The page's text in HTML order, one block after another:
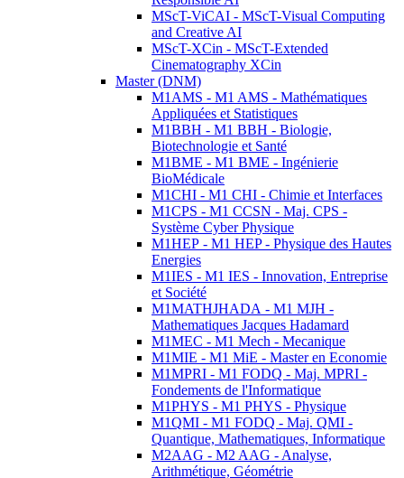
MScT-ViCAI - MScT-Visual Computing
and Creative AI
MScT-XCin - MScT-Extended
Cinematography XCin
Master (DNM)
M1AMS - M1 AMS - Mathématiques
Appliquées et Statistiques
M1BBH - M1 BBH - Biologie,
Biotechnologie et Santé
M1BME - M1 BME - Ingénierie
BioMédicale
M1CHI - M1 CHI - Chimie et Interfaces
M1CPS - M1 CCSN - Maj. CPS -
Système Cyber Physique
M1HEP - M1 HEP - Physique des Hautes
Energies
M1IES - M1 IES - Innovation, Entreprise
et Société
M1MATHJHADA - M1 MJH -
Mathematiques Jacques Hadamard
M1MEC - M1 Mech - Mecanique
M1MIE - M1 MiE - Master en Economie
M1MPRI - M1 FODQ - Maj. MPRI -
Fondements de l'Informatique
M1PHYS - M1 PHYS - Physique
M1QMI - M1 FODQ - Maj. QMI -
Quantique, Mathematiques, Informatique
M2AAG - M2 AAG - Analyse,
Arithmétique, Géométrie